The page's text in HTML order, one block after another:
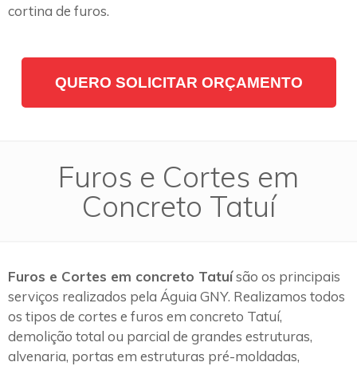
cortina de furos.
QUERO SOLICITAR ORÇAMENTO
Furos e Cortes em
Concreto Tatuí
Furos e Cortes em concreto Tatuísão os principais
serviços realizados pela Águia GNY. Realizamos todos
os tipos de cortes e furos em concreto Tatuí,
demolição total ou parcial de grandes estruturas,
alvenaria, portas em estruturas pré-moldadas,